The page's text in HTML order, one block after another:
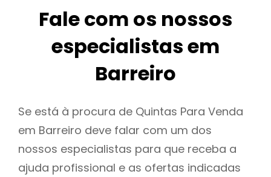
Fale com os nossos
especialistas em
Barreiro
Se está à procura de Quintas Para Venda
em Barreiro deve falar com um dos
nossos especialistas para que receba a
ajuda profissional e as ofertas indicadas